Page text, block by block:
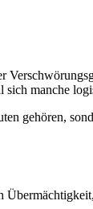
manche
gehören,